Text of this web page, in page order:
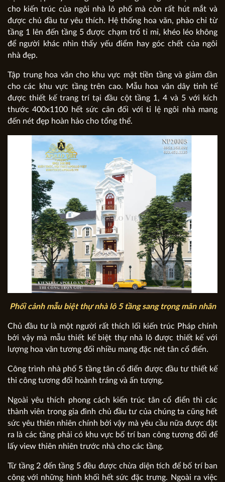
cho kiến trúc của ngôi nhà lô phố mà còn rất hút mắt và
được chủ đầu tư yêu thích. Hệ thống hoa văn, phào chỉ từ
tầng 1 lên đến tầng 5 được chạm trổ tỉ mỉ, khéo léo không
để người khác nhìn thấy yếu điểm hay góc chết của ngôi
nhà đẹp.
Tập trung hoa văn cho khu vực mặt tiền tầng và giảm dần
cho các khu vực tầng trên cao. Mẫu hoa văn dây tinh tế
được thiết kế trang trí tại đầu cột tầng 1, 4 và 5 với kích
thước 400x1100 hết sức cân đối với tỉ lệ ngôi nhà mang
đến nét đẹp hoàn hảo cho tổng thể.
Phối cảnh mẫu biệt thự nhà lô 5 tầng sang trọng mãn nhãn
Chủ đầu tư là một người rất thích lối kiến trúc Pháp chính
bởi vậy mà mẫu thiết kế biệt thự nhà lô được thiết kế với
lượng hoa văn tương đối nhiều mang đặc nét tân cổ điển.
Công trình nhà phố 5 tầng tân cổ điển được đầu tư thiết kế
thi công tương đối hoành tráng và ấn tượng.
Ngoài yêu thích phong cách kiến trúc tân cổ điển thì các
thành viên trong gia đình chủ đầu tư của chúng ta cũng hết
sức yêu thiên nhiên chính bởi vậy mà yêu cầu nữa được đặt
ra là các tầng phải có khu vực bố trí ban công tương đối để
lấy view thiên nhiên trước nhà cho các tầng.
Từ tầng 2 đến tầng 5 đều được chừa diện tích để bố trí ban
công với những hình khối hết sức đặc trưng. Ngoài ra việc